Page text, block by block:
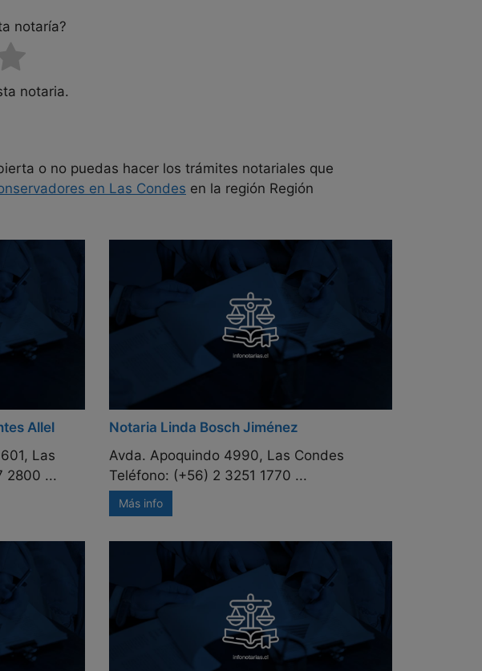
notaría?
notaria.
o no puedas hacer los trámites notariales que
en Las Condes en la región Región
Allel
Las
2800 ...
Notaria Linda Bosch Jiménez
Avda. Apoquindo 4990, Las Condes
Teléfono: (+56) 2 3251 1770 ...
Más info